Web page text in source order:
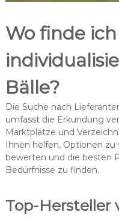
Wo finde
Bälle?
Die Suche nach
umfasst die Erkundung
Marktplätze und
Ihnen helfen, Optionen
bewerten und die besten
Bedürfnisse zu finden.
Top-Hersteller